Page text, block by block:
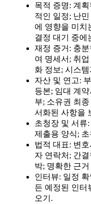
목적 증명: 계
적인 일정; 난
에 영향을 미치
결정 대기 중에
재정 증거: 충
여 명세서; 취
화 정보; 시스템
자산 및 연고:
등본; 임대 계
부; 소유권 최
서화된 사항을
초청장 및 서류
제출용 양식;
법적 대표: 변
자 연락처; 간
박; 명확한 근
인터뷰: 일정
든 예정된 인터
오기.